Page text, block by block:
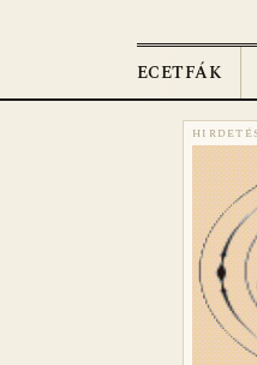
ECETFÁK
HIRDETÉS